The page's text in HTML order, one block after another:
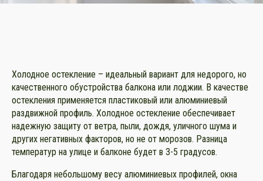
Холодное остекление – идеальный вариант для недорого, но
качественного обустройства балкона или лоджии. В качестве
остекления применяется пластиковый или алюминиевый
раздвижной профиль. Холодное остекление обеспечивает
надежную защиту от ветра, пыли, дождя, уличного шума и
других негативных факторов, но не от морозов. Разница
температур на улице и балконе будет в 3-5 градусов.
Благодаря небольшому весу алюминиевых профилей, окна